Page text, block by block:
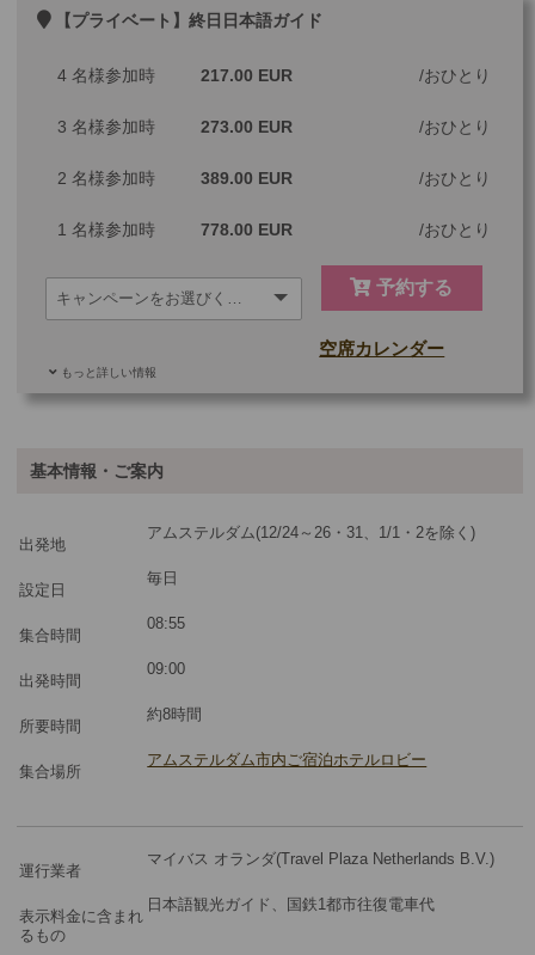
【プライベート】終日日本語ガイド
4 名様参加時 217.00 EUR おひとり
3 名様参加時 273.00 EUR おひとり
2 名様参加時 389.00 EUR おひとり
1 名様参加時 778.00 EUR おひとり
予約する
もっと詳しい情報
空席カレンダー
ツアーコード MBN4
※料金：大人・子供2歳以上共通
基本情報・ご案内
出発地
アムステルダム(12/24～26・31、1/1・2を除く)
設定日
毎日
集合時間
08:55
出発時間
09:00
所要時間
約8時間
集合場所
アムステルダム市内ご宿泊ホテルロビー
運行業者
マイバス オランダ(Travel Plaza Netherlands B.V.)
表示料金に含まれ
るもの
日本語観光ガイド、国鉄1都市往復電車代